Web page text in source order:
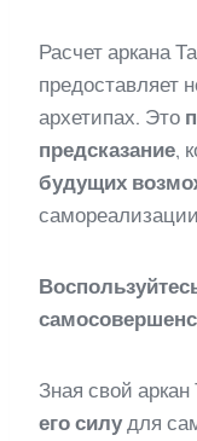
Расчет аркана
предоставляет
архетипах. Это
предсказание,
будущих
Зная свой
его силудля